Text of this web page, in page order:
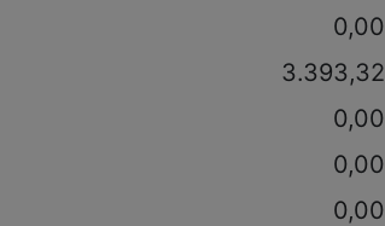
0,00
3.393,32
0,00
0,00
0,00